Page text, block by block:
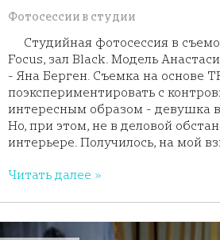
Фотосессии в студии
Студийная фотосессия в
Focus, зал Black. Модель
- Яна Берген. Съемка на основе
поэкспериментировать с
интересным образом - девушка
Но, при этом, не в деловой
интерьере. Получилось, на мой
Читать далее »